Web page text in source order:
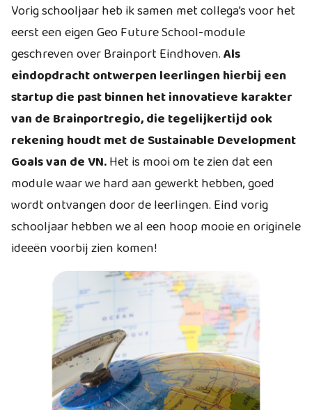
Vorig schooljaar heb ik samen met collega’s voor het
eerst een eigen Geo Future School-module
geschreven over Brainport Eindhoven.Als
eindopdracht ontwerpen leerlingen hierbij een
startup die past binnen het innovatieve karakter
van de Brainportregio, die tegelijkertijd ook
rekening houdt met de Sustainable Development
Goals van de VN.Het is mooi om te zien dat een
module waar we hard aan gewerkt hebben, goed
wordt ontvangen door de leerlingen. Eind vorig
schooljaar hebben we al een hoop mooie en originele
ideeën voorbij zien komen!